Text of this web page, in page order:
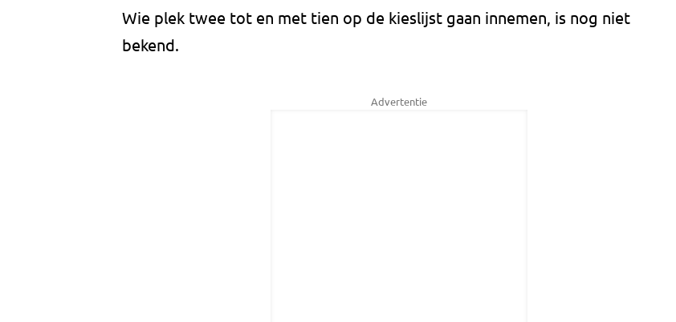
Wie plek twee tot en met tien op de kieslijst gaan innemen, is nog niet
bekend.
Advertentie